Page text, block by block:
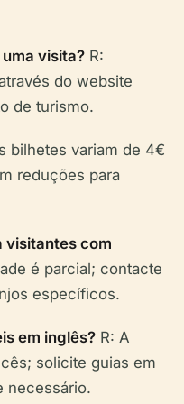
visita? R:
do website
de turismo.
bilhetes variam de 4€
reduções para
visitantes com
é parcial; contacte
específicos.
em inglês? R: A
solicite guias em
necessário.